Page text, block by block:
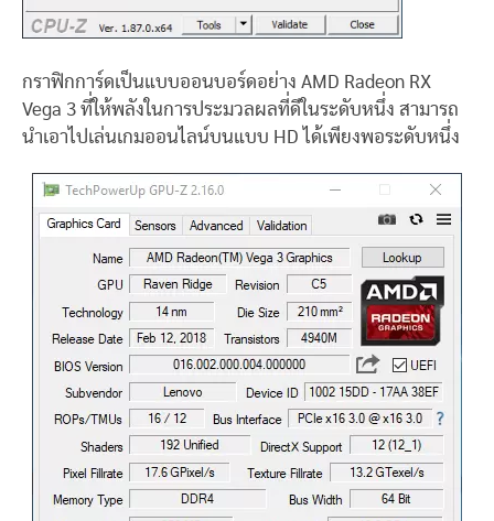
กราฟิกการ์ดเป็นแบบออนบอร์ดอย่าง AMD Radeon RX
Vega 3 ที่ให้พลังในการประมวลผลที่ดีในระดับหนึ่ง สามารถ
นำเอาไปเล่นเกมออนไลน์บนแบบ HD ได้เพียงพอระดับหนึ่ง